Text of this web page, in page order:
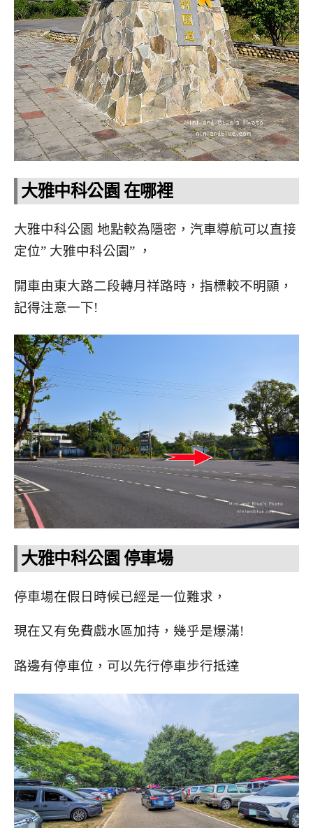
大雅中科公園 在哪裡
大雅中科公園 地點較為隱密，汽車導航可以直接
定位” 大雅中科公園” ，
開車由東大路二段轉月祥路時，指標較不明顯，
記得注意一下!
大雅中科公園 停車場
停車場在假日時候已經是一位難求，
現在又有免費戲水區加持，幾乎是爆滿!
路邊有停車位，可以先行停車步行抵達